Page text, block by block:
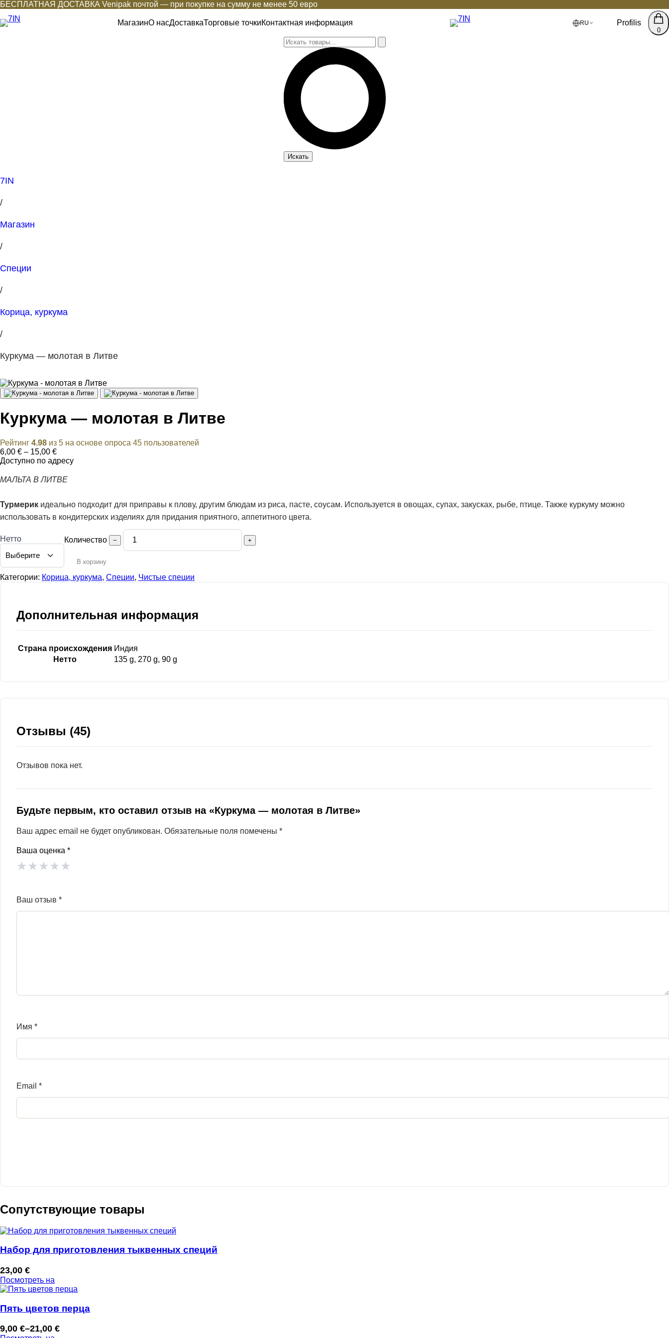
БЕСПЛАТНАЯ ДОСТАВКА Venipak почтой — при покупке на сумму не менее 50 евро
МагазинО насДоставкаТорговые точкиКонтактная информация RU Profilis
0
Искать
7IN
/
Магазин
/
Специи
/
Корица, куркума
/
Куркума — молотая в Литве
Куркума — молотая в Литве
Рейтинг 4.98 из 5 на основе опроса 45 пользователей
6,00 € – 15,00 €Диапазон
цен:
–
Доступно по адресу
МАЛЬТА В ЛИТВЕ
Турмерик идеально подходит для приправы к плову, другим блюдам из риса, пасте, соусам. Используется в овощах, супах, закусках, рыбе, птице. Также куркуму можно
использовать в кондитерских изделиях для придания приятного, аппетитного цвета.
Нетто Количество − +
В корзину
Категории: Корица, куркума, Специи, Чистые специи
Дополнительная информация
Страна происхождения Индия
Нетто
135 g, 270 g, 90 g
Отзывы (45)
Отзывов пока нет.
Будьте первым, кто оставил отзыв на «Куркума — молотая в Литве»
Ваш адрес email не будет опубликован. Обязательные поля помечены *
Ваша оценка *
★★★★★
Ваш отзыв *
Имя *
Email *
Сопутствующие товары
Набор для приготовления тыквенных специй
23,00 €
Посмотреть на
Пять цветов перца
9,00 €–21,00 €
Диапазон